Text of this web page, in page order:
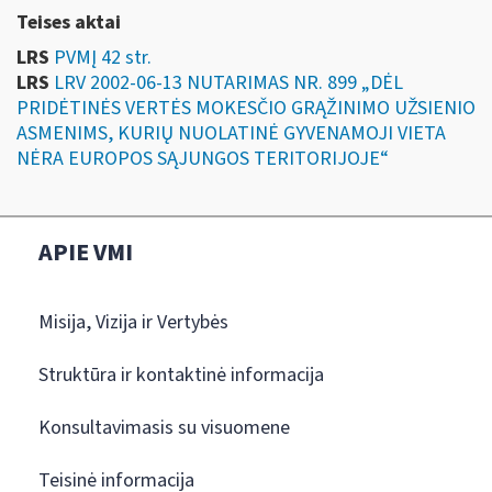
Teises aktai
LRS PVMĮ 42 str.
LRS LRV 2002-06-13 NUTARIMAS NR. 899 „DĖL
PRIDĖTINĖS VERTĖS MOKESČIO GRĄŽINIMO UŽSIENIO
ASMENIMS, KURIŲ NUOLATINĖ GYVENAMOJI VIETA
NĖRA EUROPOS SĄJUNGOS TERITORIJOJE“
APIE VMI
Misija, Vizija ir Vertybės
Struktūra ir kontaktinė informacija
Konsultavimasis su visuomene
Teisinė informacija